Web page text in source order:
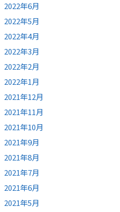
2022年6月
2022年5月
2022年4月
2022年3月
2022年2月
2022年1月
2021年12月
2021年11月
2021年10月
2021年9月
2021年8月
2021年7月
2021年6月
2021年5月